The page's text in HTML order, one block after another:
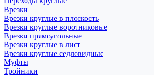
Врезки
Врезки круглые в плоскость
Врезки круглые воротниковые
Врезки прямоугольные
Врезки круглые в лист
Врезки круглые седловидные
Муфты
Тройники